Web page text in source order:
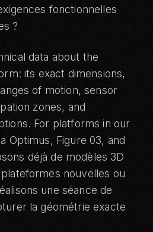
fonctionnelles
?
data about the
its exact dimensions,
of motion, sensor
zones, and
For platforms in our
Optimus, Figure 03, and
déjà de modèles 3D
nouvelles ou
une séance de
la géométrie exacte